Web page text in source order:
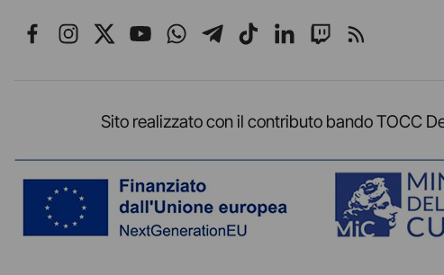
Seguici su Facebook
Seguici su Instagram
Seguici su X
Seguici su YouTube
Seguici su WhatsApp
Seguici su Telegram
Seguici su TikTok
Seguici su
Seguici su
Seguici
Sito realizzato con il contributo bando TOCC